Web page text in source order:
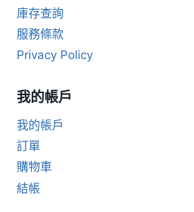
庫存查詢
服務條款
Privacy Policy
我的帳戶
我的帳戶
訂單
購物車
結帳